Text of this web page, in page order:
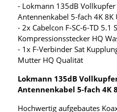
- Lokmann 135dB Vollkupfer
Antennenkabel 5-fach 4K 8K
- 2x Cabelcon F-SC-6-TD 5.1
Kompressionsstecker HQ
- 1x F-Verbinder Sat
Mutter HQ Qualität
Lokmann 135dB
Antennenkabel 5-fach 4K
Hochwertig aufgebautes